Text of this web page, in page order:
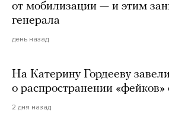
от мобилизации — и этим
генерала
день назад
На Катерину Гордееву
о распространении
2 дня назад